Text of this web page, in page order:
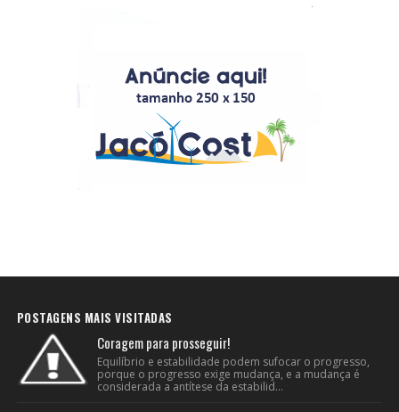
POSTAGENS MAIS VISITADAS
Coragem para prosseguir!
Equilíbrio e estabilidade podem sufocar o progresso,
porque o progresso exige mudança, e a mudança é
considerada a antítese da estabilid...